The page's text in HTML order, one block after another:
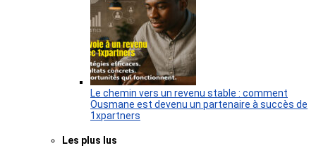
Le chemin vers un revenu stable : comment
Ousmane est devenu un partenaire à succès de
1xpartners
Les plus lus